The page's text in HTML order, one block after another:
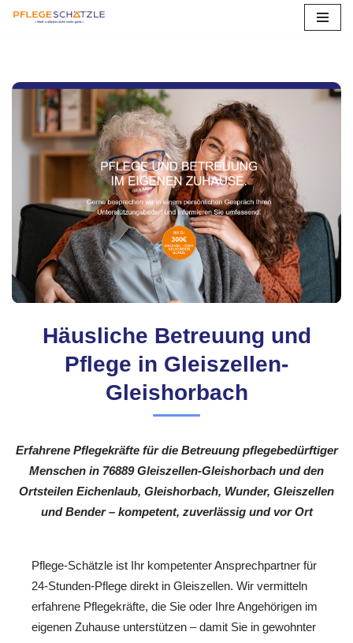
springen
Häusliche Betreuung und
Pflege in Gleiszellen-
Gleishorbach
Erfahrene Pflegekräfte für die Betreuung pflegebedürftiger
Menschen in 76889 Gleiszellen-Gleishorbach und den
Ortsteilen Eichenlaub, Gleishorbach, Wunder, Gleiszellen
und Bender – kompetent, zuverlässig und vor Ort
Pflege-Schätzle ist Ihr kompetenter Ansprechpartner für
24-Stunden-Pflege direkt in Gleiszellen. Wir vermitteln
erfahrene Pflegekräfte, die Sie oder Ihre Angehörigen im
eigenen Zuhause unterstützen – damit Sie in gewohnter